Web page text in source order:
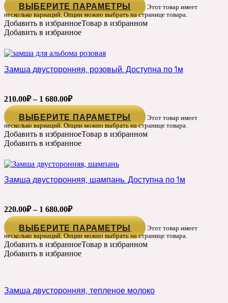
ВЫБЕРИТЕ ПАРАМЕТРЫ
Этот товар имеет
несколько вариаций. Опции можно выбрать на странице товара.
Добавить в избранноеТовар в избранном
Добавить в избранное
Замша двусторонняя, розовый. Доступна по 1м
210.00₽– 1 680.00₽
ВЫБЕРИТЕ ПАРАМЕТРЫ
Этот товар имеет
несколько вариаций. Опции можно выбрать на странице товара.
Добавить в избранноеТовар в избранном
Добавить в избранное
Замша двусторонняя, шампань. Доступна по 1м
220.00₽– 1 680.00₽
ВЫБЕРИТЕ ПАРАМЕТРЫ
Этот товар имеет
несколько вариаций. Опции можно выбрать на странице товара.
Добавить в избранноеТовар в избранном
Добавить в избранное
Замша двусторонняя, тепленое молоко